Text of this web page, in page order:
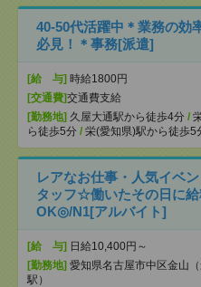
40-50代活躍中＊業務の効
必見！＊事務[派遣]
[給 与] 時給1800円
[交通費]交通費支給
[勤務地] 久屋大通駅から徒歩4分 /
ら徒歩5分 / 栄(愛知県)駅から徒歩5
レアなお仕事・人気イベ
タッフ☆働いたその日に
OK◎/N1[アルバイト]
[給 与] 日給10,400円～
[勤務地] 愛知県名古屋市中区金山
駅）